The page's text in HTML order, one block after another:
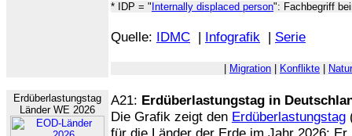
* IDP = " Internally displaced person": Fachbegriff
Quelle: IDMC | Infografik | Serie
Migration Konflikte
Erdüberlastungstag
Länder WE 2026
A21: Erdüberlastungstag in
Die Grafik zeigt den Erdüberlastungstag
für die Länder der Erde im Jahr 2026: